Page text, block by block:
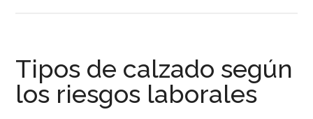
materiales
para
confeccionar
ropa
Tipos de calzado según
los riesgos laborales